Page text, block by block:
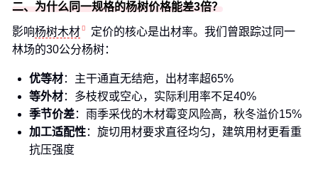
二、为什么同一规格的杨树价格能差3倍？
影响杨树木材
定价的核心是出材率。我们曾跟踪过同一
林场的30公分杨树：
优等材：主干通直无结疤，出材率超65%
等外材：多枝杈或空心，实际利用率不足40%
季节价差：雨季采伐的木材霉变风险高，秋冬溢价15%
加工适配性：旋切用材要求直径均匀，建筑用材更看重
抗压强度